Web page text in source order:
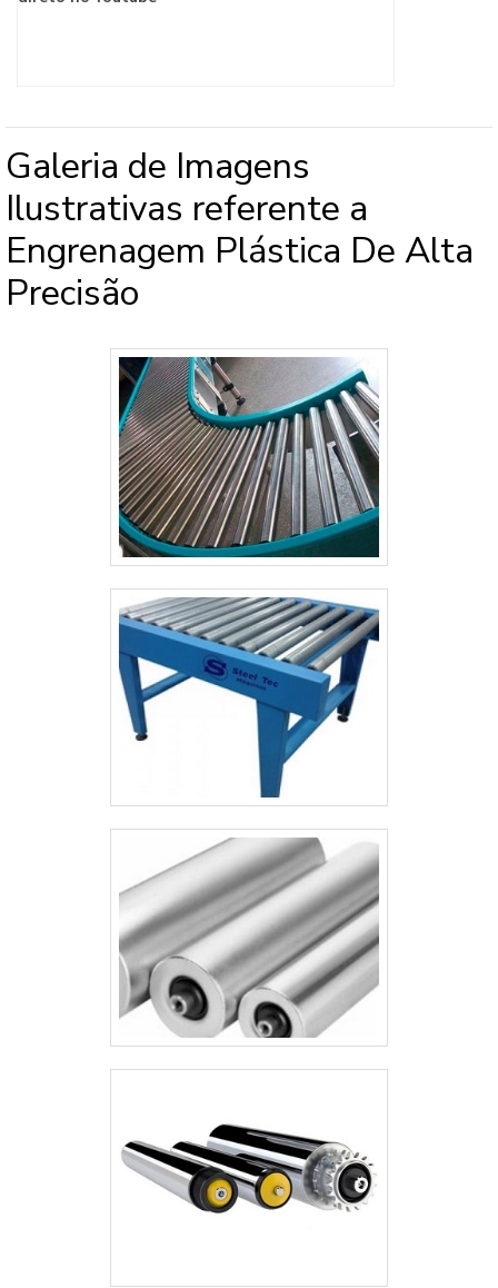
Galeria de Imagens
Ilustrativas referente a
Engrenagem Plástica De Alta
Precisão